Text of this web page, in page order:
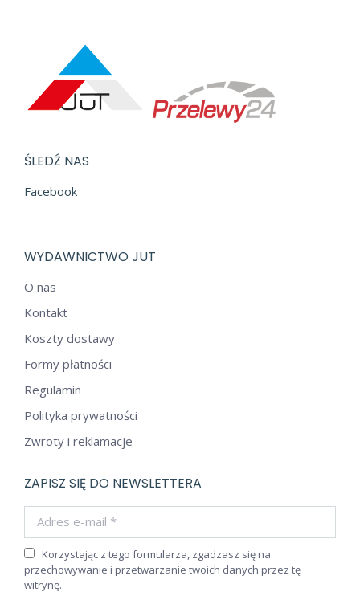
ŚLEDŹ NAS
Facebook
WYDAWNICTWO JUT
O nas
Kontakt
Koszty dostawy
Formy płatności
Regulamin
Polityka prywatności
Zwroty i reklamacje
ZAPISZ SIĘ DO NEWSLETTERA
Korzystając z tego formularza, zgadzasz się na
przechowywanie i przetwarzanie twoich danych przez tę
witrynę.